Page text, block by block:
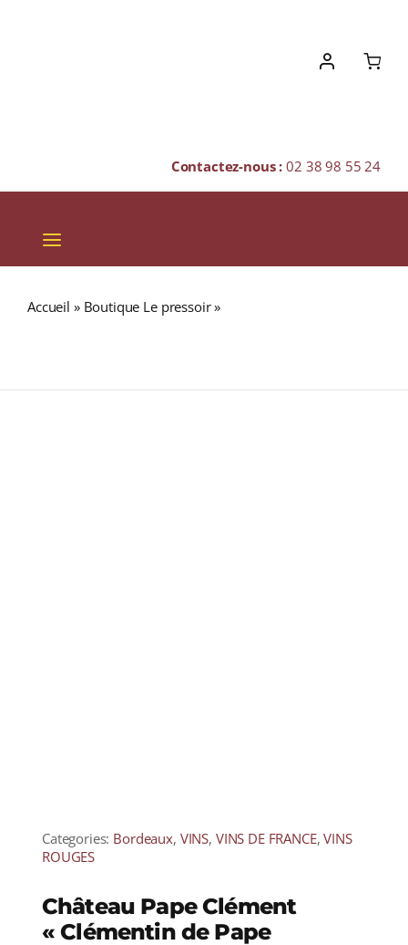
Contactez-nous :02 38 98 55 24
Toggle
Navigation
Accueil » Boutique Le pressoir»
Categories: Bordeaux, VINS, VINS DE FRANCE,VINS
ROUGES
Château Pape Clément
« Clémentin de Pape